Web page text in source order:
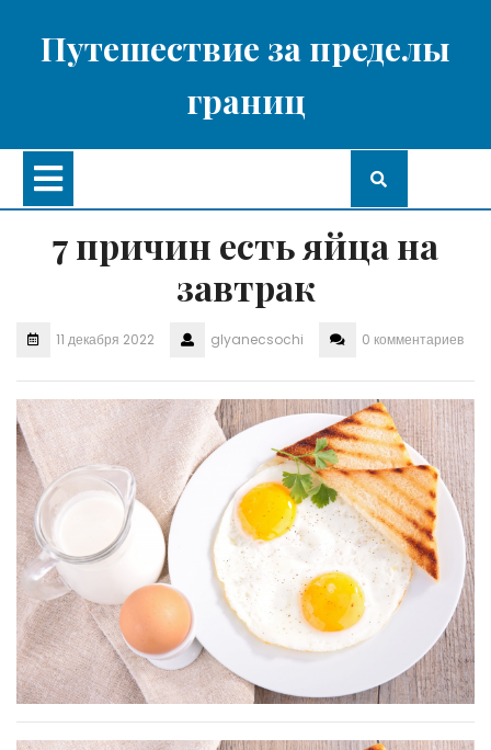
содержимому
Путешествие за пределы
границ
Открыть
7 причин есть яйца на
завтрак
11 декабря 2022 glyanecsochi 0 комментариев